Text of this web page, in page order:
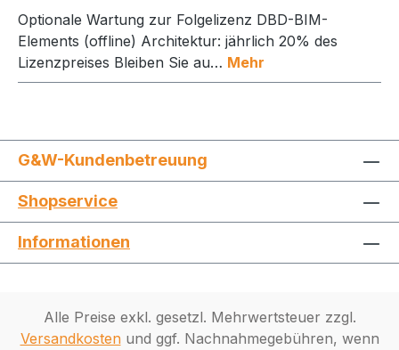
Optionale Wartung zur Folgelizenz DBD-BIM-
Elements (offline) Architektur: jährlich 20% des
Lizenzpreises Bleiben Sie au… Mehr
G&W-Kundenbetreuung
Shopservice
Informationen
Alle Preise exkl. gesetzl. Mehrwertsteuer zzgl.
Versandkostenund ggf. Nachnahmegebühren, wenn